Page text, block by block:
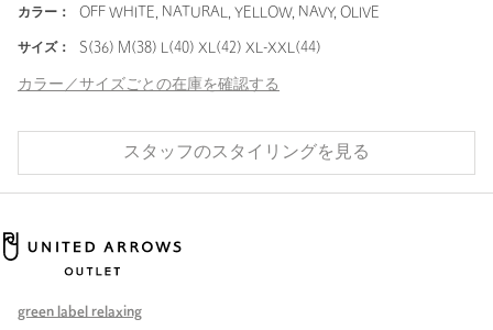
カラー： OFF WHITE, NATURAL, YELLOW, NAVY, OLIVE
サイズ： S(36) M(38) L(40) XL(42) XL-XXL(44)
カラー／サイズごとの在庫を確認する
スタッフのスタイリングを見る
green label relaxing